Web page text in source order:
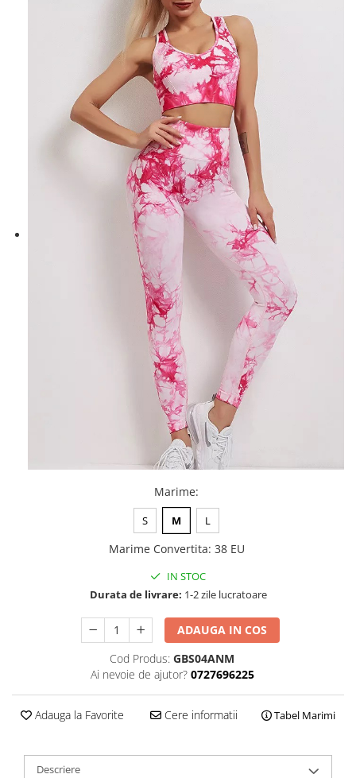
Marime:
S M L
Marime Convertita: 38 EU
IN STOC
Durata de livrare: 1-2 zile lucratoare
ADAUGA IN COS
Cod Produs: GBS04ANM
Ai nevoie de ajutor? 0727696225
Adauga la Favorite Cere informatii Tabel Marimi
Descriere